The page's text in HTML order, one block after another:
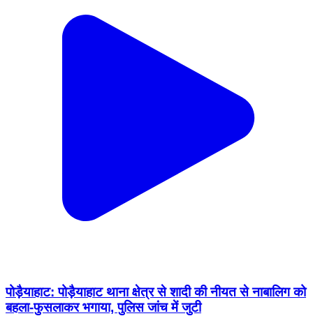
पोड़ैयाहाट: पोड़ैयाहाट थाना क्षेत्र से शादी की नीयत से नाबालिग को
बहला-फुसलाकर भगाया, पुलिस जांच में जुटी